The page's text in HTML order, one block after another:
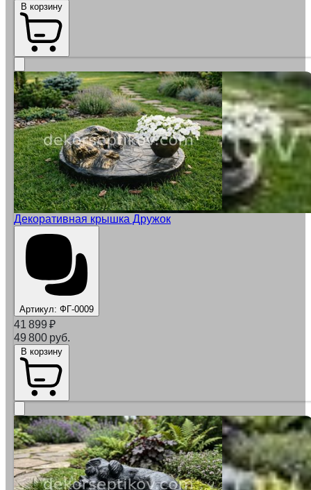
Декоративная крышка Дружок
Артикул: ФГ-0009
41 899 ₽
49 800 руб.